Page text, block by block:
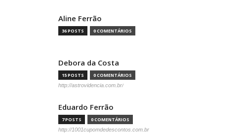
Aline Ferrão
36 POSTS 0 COMENTÁRIOS
Debora da Costa
15 POSTS 0 COMENTÁRIOS
http://astrovidencia.com.br/
Eduardo Ferrão
7 POSTS 0 COMENTÁRIOS
http://1001cupomdedescontos.com.br